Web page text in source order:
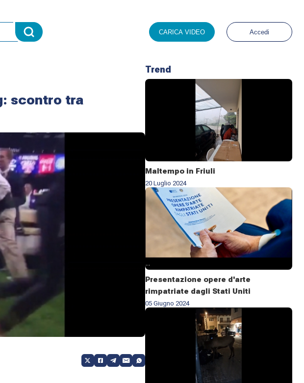
CARICA VIDEO Accedi
scontro tra
Trend
Maltempo in Friuli
20 Luglio 2024
Presentazione opere d'arte
rimpatriate dagli Stati Uniti
05 Giugno 2024